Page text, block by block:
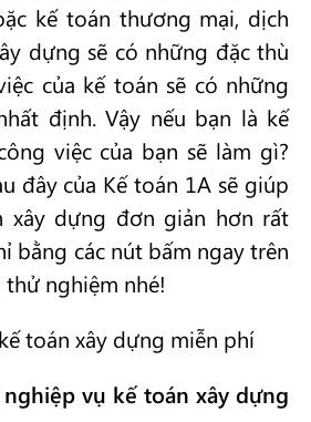
kế toán thương mại, dịch
dựng sẽ có những đặc thù
của kế toán sẽ có những
định. Vậy nếu bạn là kế
việc của bạn sẽ làm gì?
đây của Kế toán 1A sẽ giúp
xây dựng đơn giản hơn rất
bằng các nút bấm ngay trên
thử nghiệm nhé!
nghiệp vụ kế toán xây dựng